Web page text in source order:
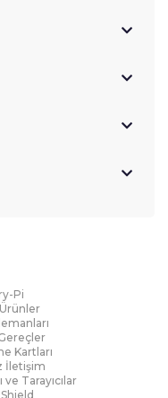
Pi
Kartları
İletişim
ve Tarayıcılar